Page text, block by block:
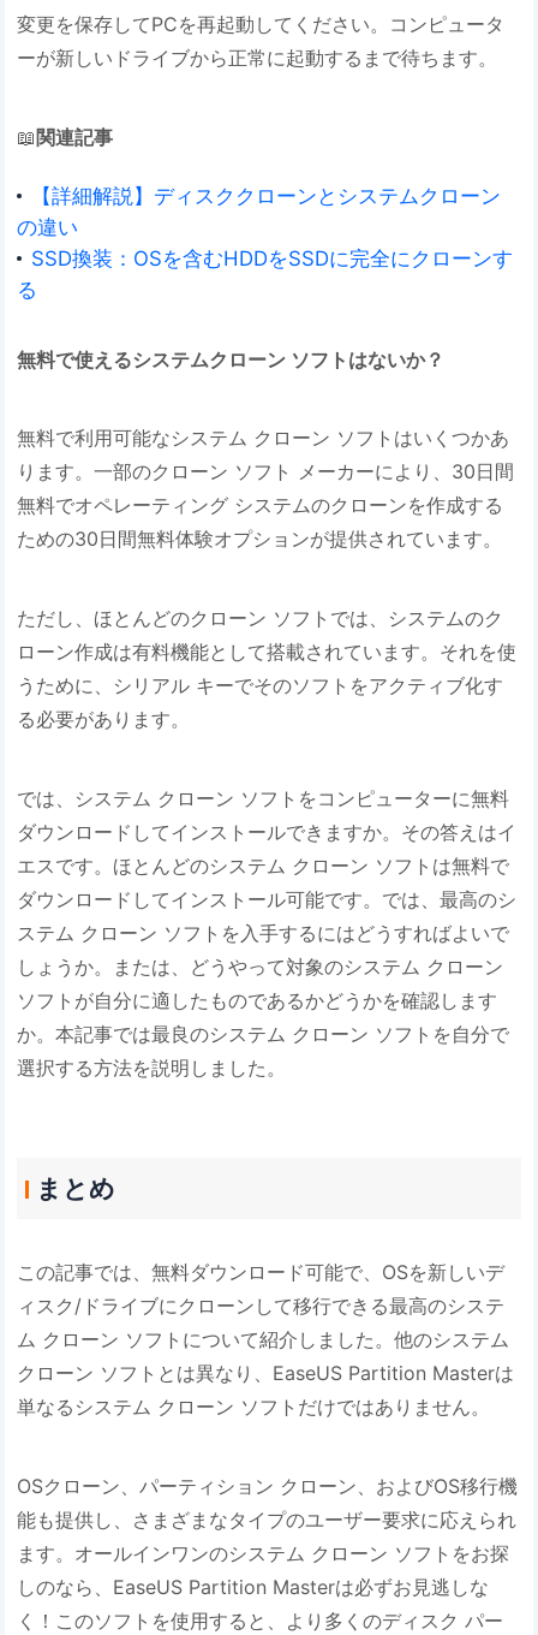
変更を保存してPCを再起動してください。コンピュータ
ーが新しいドライブから正常に起動するまで待ちます。
📖関連記事
【詳細解説】ディスククローンとシステムクローン
の違い
SSD換装：OSを含むHDDをSSDに完全にクローンす
る
無料で使えるシステムクローン ソフトはないか？
無料で利用可能なシステム クローン ソフトはいくつかあ
ります。一部のクローン ソフト メーカーにより、30日間
無料でオペレーティング システムのクローンを作成する
ための30日間無料体験オプションが提供されています。
ただし、ほとんどのクローン ソフトでは、システムのク
ローン作成は有料機能として搭載されています。それを使
うために、シリアル キーでそのソフトをアクティブ化す
る必要があります。
では、システム クローン ソフトをコンピューターに無料
ダウンロードしてインストールできますか。その答えはイ
エスです。ほとんどのシステム クローン ソフトは無料で
ダウンロードしてインストール可能です。では、最高のシ
ステム クローン ソフトを入手するにはどうすればよいで
しょうか。または、どうやって対象のシステム クローン
ソフトが自分に適したものであるかどうかを確認します
か。本記事では最良のシステム クローン ソフトを自分で
選択する方法を説明しました。
まとめ
この記事では、無料ダウンロード可能で、OSを新しいデ
ィスク/ドライブにクローンして移行できる最高のシステ
ム クローン ソフトについて紹介しました。他のシステム
クローン ソフトとは異なり、EaseUS Partition Masterは
単なるシステム クローン ソフトだけではありません。
OSクローン、パーティション クローン、およびOS移行機
能も提供し、さまざまなタイプのユーザー要求に応えられ
ます。オールインワンのシステム クローン ソフトをお探
しのなら、EaseUS Partition Masterは必ずお見逃しな
く！このソフトを使用すると、より多くのディスク パー